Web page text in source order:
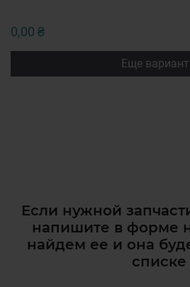
0,00 ₴
Еще
Если нужной
напишите в форме
найдем ее и она
списке